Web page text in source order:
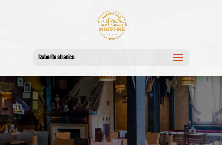
Izaberite stranicu